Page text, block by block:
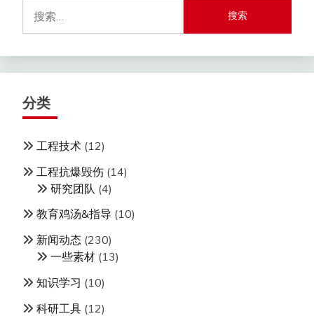
索：
分类
工程技术 (12)
工程抗爆毁伤 (14)
研究团队 (4)
教育鸡汤&指导 (10)
新闻动态 (230)
一些素材 (13)
知识学习 (10)
科研工具 (12)